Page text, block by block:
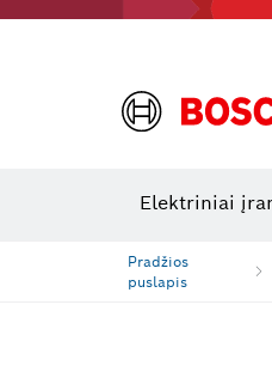
Elektriniai
Pradžios
puslapis